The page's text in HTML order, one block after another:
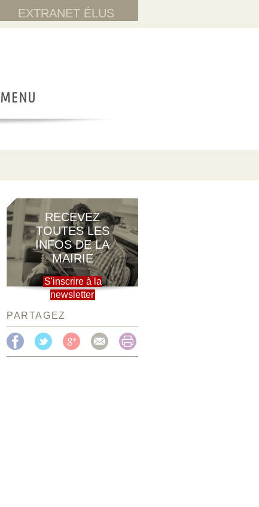
EXTRANET ÉLUS
RECEVEZ
TOUTES LES
INFOS DE LA
MAIRIE
S'inscrire à la
newsletter
PARTAGEZ